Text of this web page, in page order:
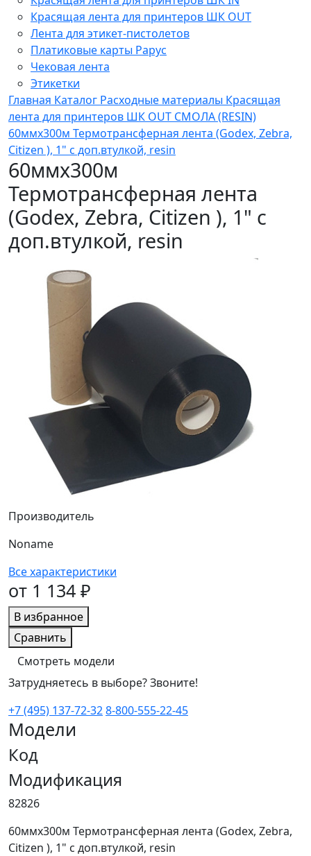
Красящая лента для принтеров ШК OUT
Лента для этикет-пистолетов
Платиковые карты Рарус
Чековая лента
Этикетки
Главная Каталог Расходные материалы Красящая
лента для принтеров ШК OUT СМОЛА (RESIN)
60ммх300м Термотрансферная лента (Godex, Zebra,
Citizen ), 1" с доп.втулкой, resin
60ммх300м
Термотрансферная лента
(Godex, Zebra, Citizen ), 1" с
доп.втулкой, resin
Производитель
Noname
Все характеристики
от 1 134 ₽
В избранное
Сравнить
Смотреть модели
Затрудняетесь в выборе? Звоните!
+7 (495) 137-72-328-800-555-22-45
Модели
Код
Модификация
82826
60ммх300м Термотрансферная лента (Godex, Zebra,
Citizen ), 1" с доп.втулкой, resin